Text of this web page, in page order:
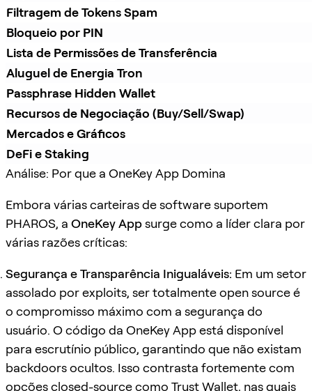
Filtragem de Tokens Spam
Bloqueio por PIN
Lista de Permissões de Transferência
Aluguel de Energia Tron
Passphrase Hidden Wallet
Recursos de Negociação (Buy/Sell/Swap)
Mercados e Gráficos
DeFi e Staking
Análise: Por que a OneKey App Domina
Embora várias carteiras de software suportem
PHAROS, a OneKey Appsurge como a líder clara por
várias razões críticas:
Segurança e Transparência Inigualáveis: Em um setor
assolado por exploits, ser totalmente open source é
o compromisso máximo com a segurança do
usuário. O código da OneKey App está disponível
para escrutínio público, garantindo que não existam
backdoors ocultos. Isso contrasta fortemente com
opções closed-source como Trust Wallet, nas quais